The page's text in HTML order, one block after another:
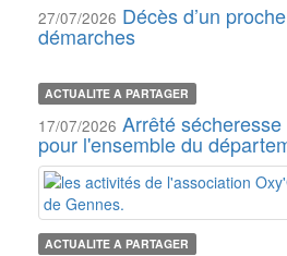
27/07/2026 Décès d’un
démarches
ACTUALITE A PARTAGER
17/07/2026 Arrêté
pour l'ensemble du
ACTUALITE A PARTAGER